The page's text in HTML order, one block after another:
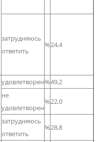
затрудняюсь
ответить
%24,4
удовлетворен%49,2
не
удовлетворен
%22,0
затрудняюсь
ответить
%28,8